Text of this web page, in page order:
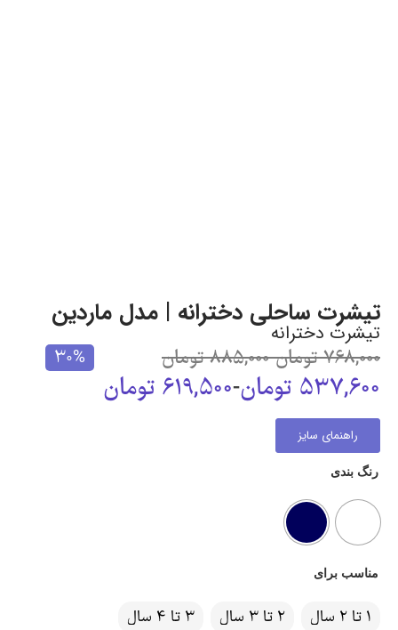
تیشرت ساحلی دخترانه | مدل ماردین
تیشرت دخترانه
768,000 تومان-
885,000 تومان
537,600 تومان-
619,500 تومان
30%
راهنمای سایز
رنگ بندی
مناسب برای
1 تا 2 سال 2 تا 3 سال
3 تا 4 سال